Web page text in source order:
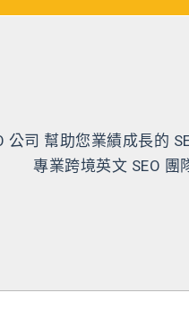
公司 幫助您業績成長的
專業跨境英文 SEO 團